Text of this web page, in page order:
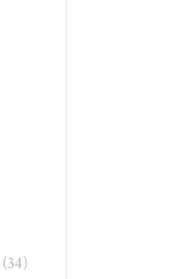
(34)